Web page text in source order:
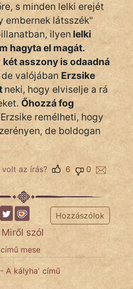
s minden lelki erejét
embernek látsszék"
ilyen lelki
hagyta el magát.
két asszony is odaadná
de valójában Erzsike
neki, hogy elviselje a rá
Őhozzá fog
remélheti, hogy
de boldogan
volt az írás? 0
6
Hozzászólok
Miről szól
mese
A kályha' című